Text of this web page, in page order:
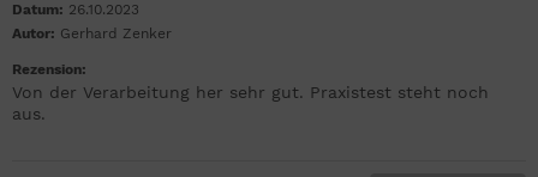
Datum: 26.10.2023
Autor: Gerhard Zenker
Rezension:
Von der Verarbeitung her sehr gut. Praxistest steht noch
aus.